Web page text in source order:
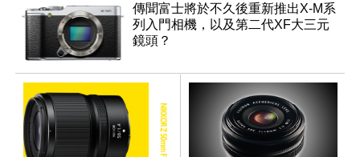
傳聞富士將於不久後重新推出X-M系
列入門相機，以及第二代XF大三元
鏡頭？